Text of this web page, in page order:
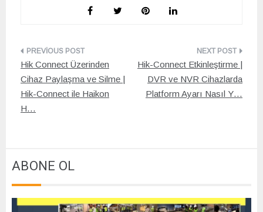
Yazı
gezinmesi
Hik Connect Üzerinden
Cihaz Paylaşma ve Silme |
Hik-Connect ile Haikon
H…
Hik-Connect Etkinleştirme |
DVR ve NVR Cihazlarda
Platform Ayarı Nasıl Y…
ABONE OL